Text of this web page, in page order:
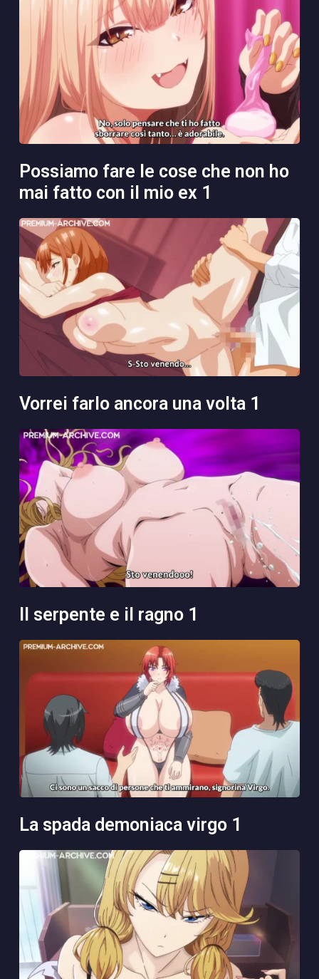
possiamo fare le cose che non ho
mai fatto con il mio ex 1
vorrei farlo ancora una volta 1
il serpente e il ragno 1
la spada demoniaca virgo 1